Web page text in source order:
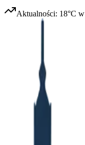
Aktualności: 18°C w